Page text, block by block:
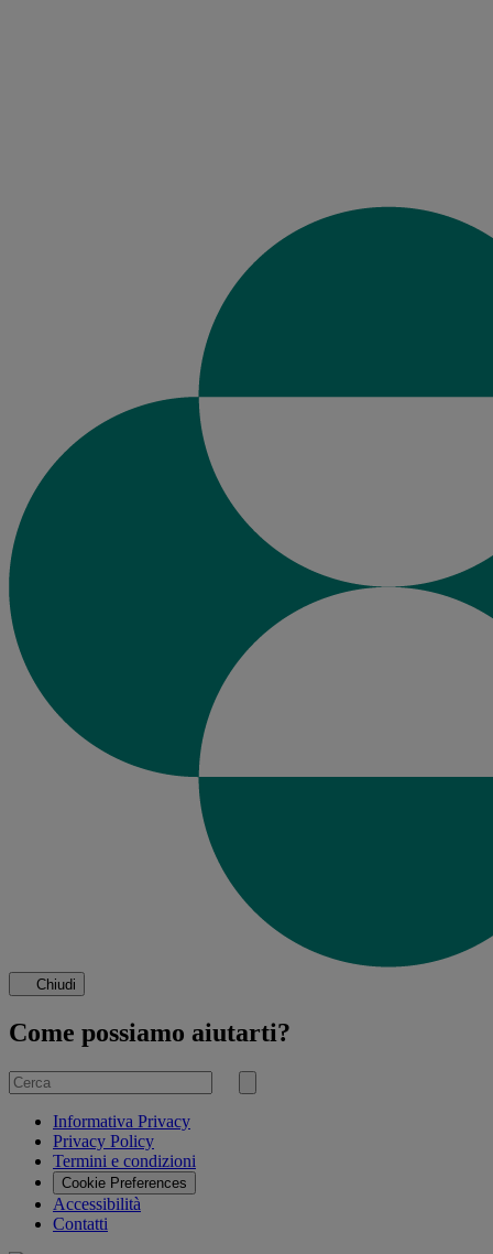
Chiudi
Come possiamo aiutarti?
Cerca
per
Invia
Informativa Privacy
Privacy Policy
Termini e condizioni
Cookie Preferences
Accessibilità
Contatti